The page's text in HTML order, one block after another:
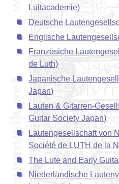
Luitacademie)
Deutsche
Englische
Französiche
de Luth)
Japanische
Japan)
Lauten & Gitarren-
Guitar Society Japan)
Lautengesellschaft von
Société de LUTH de la
The Lute and Early
Niederländische